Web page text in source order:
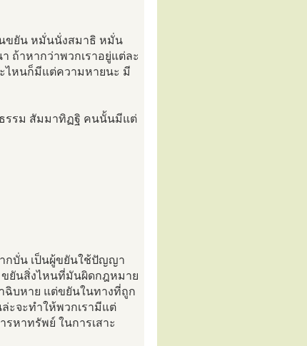
นขยัน หมั่นนั่งสมาธิ หมั่น
ถ้าหากว่าพวกเราอยู่แต่ละ
ไหนก็มีแต่ความหายนะ มี
รรม สัมมาทิฏฐิ คนนั้นมีแต่
กบั่น เป็นผู้ขยันใช้ปัญญา
ยันสิ่งไหนที่มันผิดกฎหมาย
ฉิบหาย แต่ขยันในทางที่ถูก
ะจะทำให้พวกเรามีแต่
หาทรัพย์ ในการเสาะ